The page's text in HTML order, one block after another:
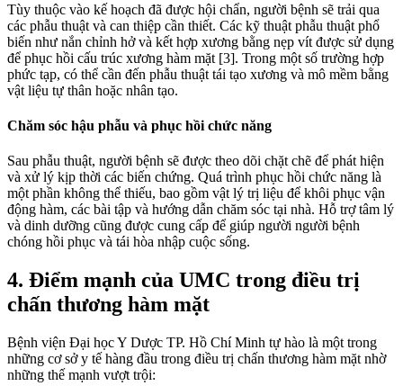
Tùy thuộc vào kế hoạch đã được hội chẩn, người bệnh sẽ trải qua
các phẫu thuật và can thiệp cần thiết. Các kỹ thuật phẫu thuật phổ
biến như nắn chỉnh hở và kết hợp xương bằng nẹp vít được sử dụng
để phục hồi cấu trúc xương hàm mặt [3]. Trong một số trường hợp
phức tạp, có thể cần đến phẫu thuật tái tạo xương và mô mềm bằng
vật liệu tự thân hoặc nhân tạo.
Chăm sóc hậu phẫu và phục hồi chức năng
Sau phẫu thuật, người bệnh sẽ được theo dõi chặt chẽ để phát hiện
và xử lý kịp thời các biến chứng. Quá trình phục hồi chức năng là
một phần không thể thiếu, bao gồm vật lý trị liệu để khôi phục vận
động hàm, các bài tập và hướng dẫn chăm sóc tại nhà. Hỗ trợ tâm lý
và dinh dưỡng cũng được cung cấp để giúp người người bệnh
chóng hồi phục và tái hòa nhập cuộc sống.
4. Điểm mạnh của UMC trong điều trị
chấn thương hàm mặt
Bệnh viện Đại học Y Dược TP. Hồ Chí Minh tự hào là một trong
những cơ sở y tế hàng đầu trong điều trị chấn thương hàm mặt nhờ
những thế mạnh vượt trội: